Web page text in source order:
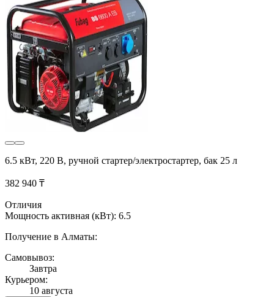
6.5 кВт, 220 В, ручной стартер/электростартер, бак 25 л
382 940 ₸
Отличия
Мощность активная (кВт): 6.5
Получение в Алматы:
Самовывоз:
Завтра
Курьером:
10 августа